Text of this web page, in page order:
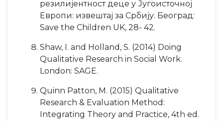
резилијентност деце у Југоисточној
Европи: извештај за Србију. Београд:
Save the Children UK, 28- 42.
Shaw, I. and Holland, S. (2014) Doing
Qualitative Research in Social Work.
London: SAGE.
Quinn Patton, М. (2015) Qualitative
Research & Evaluation Method:
Integrating Theory and Practice, 4th ed.